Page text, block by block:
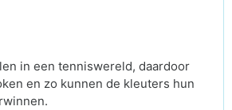
in een tenniswereld, daardoor
en zo kunnen de kleuters hun